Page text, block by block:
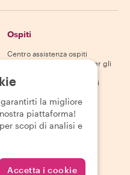
Ospiti
Centro assistenza ospiti
Politica di cancellazione per gli
Termini e condizioni per gli
Scarica la nostra app
la migliore
piattaforma!
scopi di analisi e
Accetta i cookie